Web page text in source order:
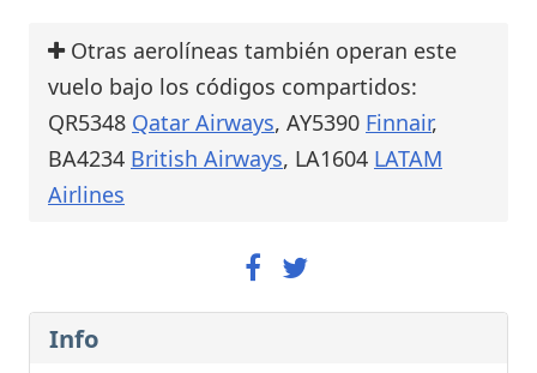
Otras aerolíneas también operan este
vuelo bajo los códigos compartidos:
QR5348 Qatar Airways, AY5390 Finnair,
BA4234 British Airways, LA1604 LATAM
Airlines
Info